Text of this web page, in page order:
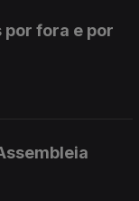
por fora e por